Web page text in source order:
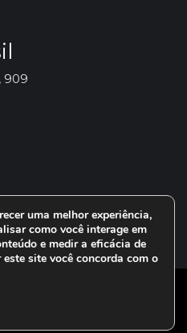
909
Todos os direitos reservados.
uma melhor experiência,
como você interage em
e medir a eficácia de
site você concorda com o